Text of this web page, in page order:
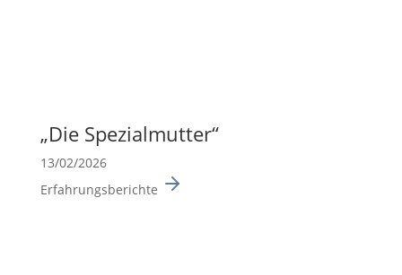
„Die Spezi­al­mutter“
13/02/2026
Erfahrungsberichte